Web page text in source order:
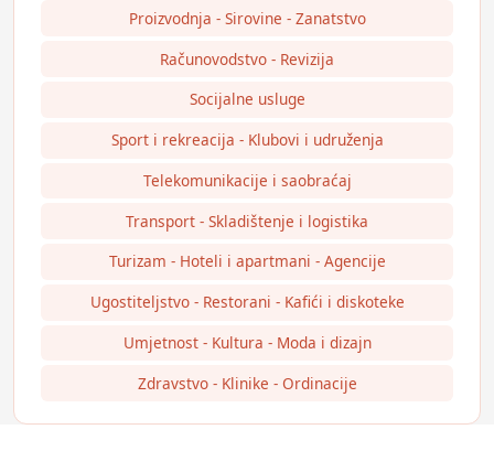
Proizvodnja - Sirovine - Zanatstvo
Računovodstvo - Revizija
Socijalne usluge
Sport i rekreacija - Klubovi i udruženja
Telekomunikacije i saobraćaj
Transport - Skladištenje i logistika
Turizam - Hoteli i apartmani - Agencije
Ugostiteljstvo - Restorani - Kafići i diskoteke
Umjetnost - Kultura - Moda i dizajn
Zdravstvo - Klinike - Ordinacije